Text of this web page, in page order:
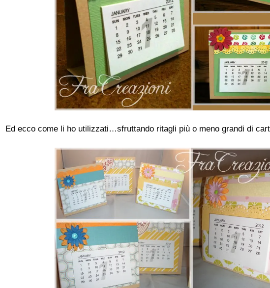
Ed ecco come li ho utilizzati…sfruttando ritagli più o meno grandi di